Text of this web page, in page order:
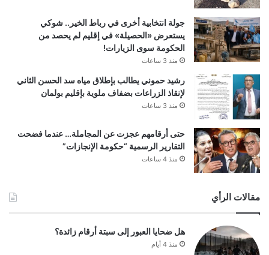
جولة انتخابية أخرى في رباط الخير.. شوكي
يستعرض «الحصيلة» في إقليم لم يحصد من
الحكومة سوى الزيارات!
منذ 3 ساعات
رشيد حموني يطالب بإطلاق مياه سد الحسن الثاني
لإنقاذ الزراعات بضفاف ملوية بإقليم بولمان
منذ 3 ساعات
حتى أرقامهم عجزت عن المجاملة… عندما فضحت
التقارير الرسمية “حكومة الإنجازات”
منذ 4 ساعات
مقالات الرأي
هل ضحايا العبور إلى سبتة أرقام زائدة؟
منذ 4 أيام